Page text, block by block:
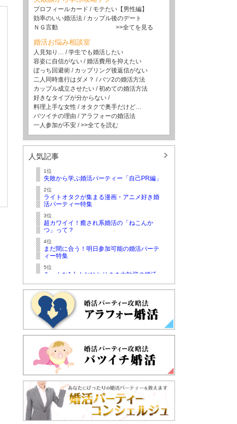
プロフィールカード / モテたい【男性編】
効率のいい婚活法 / カップル後のデート
ＮＧ言動
>>全てを見る
婚活お悩み相談室
人見知り… /学生でも婚活したい
容姿に自信がない /婚活費用を抑えたい
ぼっち回避術 / カップリング後返信がない
二人同時進行はダメ？ /バツ2の婚活方法
カップル成立させたい /初めての婚活方法
好きなタイプが分からない /
料理上手な女性 / オタクで奥手だけど…
バツイチの理由 / アラフォーの婚活法
一人参加が不安 />>全てを読む
人気記事
1位
失敗から学ぶ婚活パーティー「自己PR編」
2位
ライトオタクが集まる漫画・アニメ好き婚
活パーティー特集
3位
超カワイイ！癒され系婚活の「ねこんか
つ」って？
4位
まだ間に合う！明日参加可能の婚活パーテ
ィー特集
5位
みーんな1人！おひとりさま大歓迎の婚活